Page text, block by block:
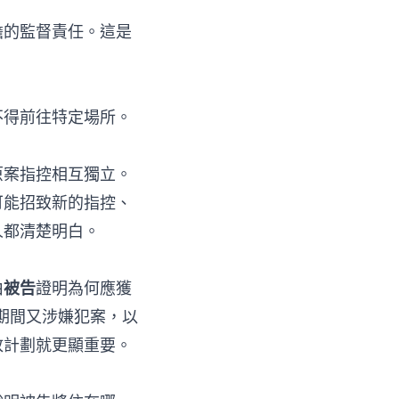
監督責任。這是
前往特定場所。
指控相互獨立。
招致新的指控、
清楚明白。
被告證明為何應獲
間又涉嫌犯案，以
劃就更顯重要。